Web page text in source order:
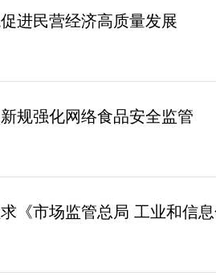
进民营经济高质量发展
规强化网络食品安全监管